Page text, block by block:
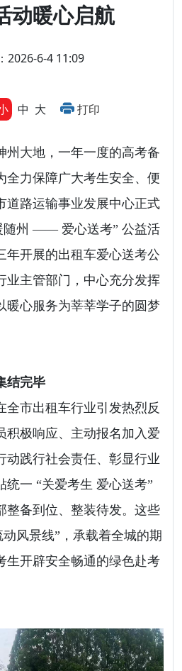
动暖心启航
2026-6-4 11:09
中 大 打印
州大地，一年一度的高考备
全力保障广大考生安全、便
道路运输事业发展中心正式
随州 —— 爱心送考” 公益活
年开展的出租车爱心送考公
业主管部门，中心充分发挥
暖心服务为莘莘学子的圆梦
结完毕
全市出租车行业引发热烈反
积极响应、主动报名加入爱
动践行社会责任、彰显行业
统一 “关爱考生 爱心送考”
整备到位、整装待发。这些
风景线”，承载着全城的期
生开辟安全畅通的绿色赴考